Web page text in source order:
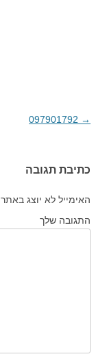
ניווט בפוסטים
→
כתיבת תגובה
האימייל לא יוצג באתר.
התגובה שלך